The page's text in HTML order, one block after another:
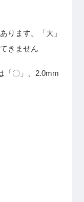
ります。「大」
きません
「〇」、2.0mm